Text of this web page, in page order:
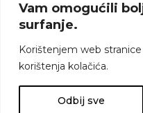
Vam omogućili
surfanje.
Korištenjem web
korištenja kolačića.
Odbij sve
Pronađite nas na
Sva prava pridržana
privatnosti
Uvjeti korištenja